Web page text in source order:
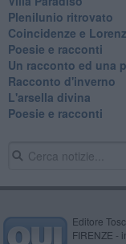
Plenilunio ritrovato
Coincidenze e
Poesie e racconti
Un racconto ed una
Racconto d'inverno
​L'arsella divina
Poesie e racconti
Editore
FIRENZE -